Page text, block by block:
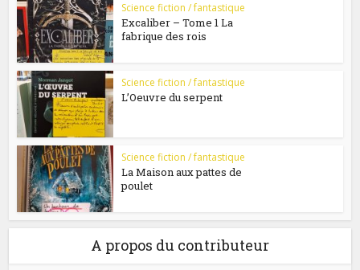
Science fiction / fantastique
Excaliber – Tome 1 La
fabrique des rois
Science fiction / fantastique
L’Oeuvre du serpent
Science fiction / fantastique
La Maison aux pattes de
poulet
A propos du contributeur